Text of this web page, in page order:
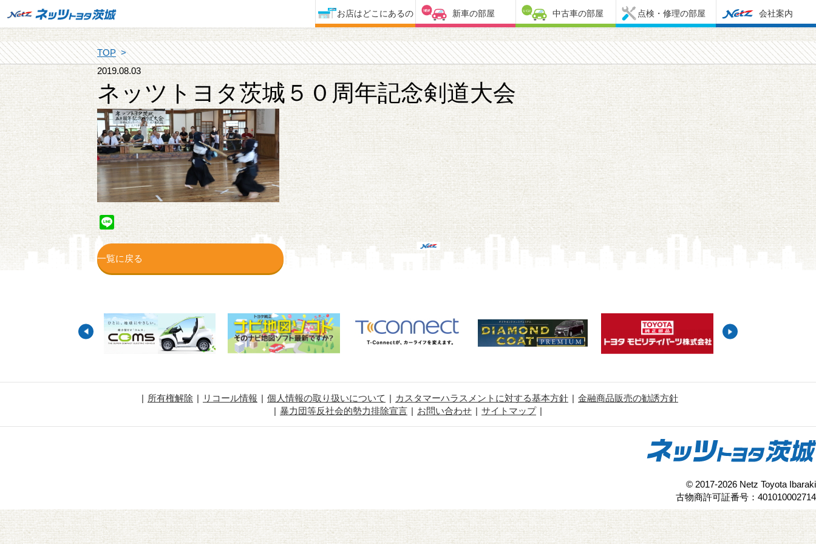
お店はどこにあるの 新車の部屋 中古車の部屋 点検・修理の部屋 会社案内
TOP
2019.08.03
ネッツトヨタ茨城５０周年記念剣道大会
Line
一覧に戻る
所有権解除 リコール情報 個人情報の取り扱いについて カスタマーハラスメントに対する基本方針
金融商品販売の勧誘方針
暴力団等反社会的勢力排除宣言
お問い合わせ サイトマップ
© 2017-2026 Netz Toyota Ibaraki
古物商許可証番号：401010002714